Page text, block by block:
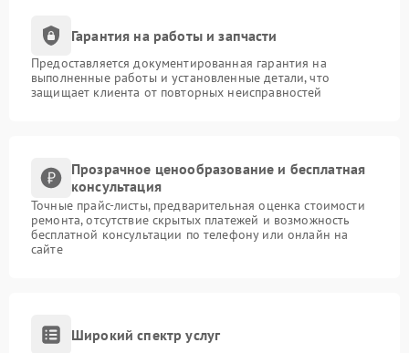
Гарантия на работы и запчасти
Предоставляется документированная гарантия на
выполненные работы и установленные детали, что
защищает клиента от повторных неисправностей
Прозрачное ценообразование и бесплатная
консультация
Точные прайс-листы, предварительная оценка стоимости
ремонта, отсутствие скрытых платежей и возможность
бесплатной консультации по телефону или онлайн на
сайте
Широкий спектр услуг